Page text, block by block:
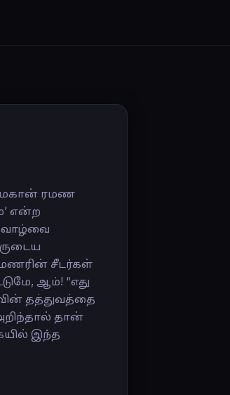
மகான் ரமண
என்ற
வாழ்வை
சீடர்கள்
ஆம்! “எது
தத்துவத்தை
தான்
இந்த